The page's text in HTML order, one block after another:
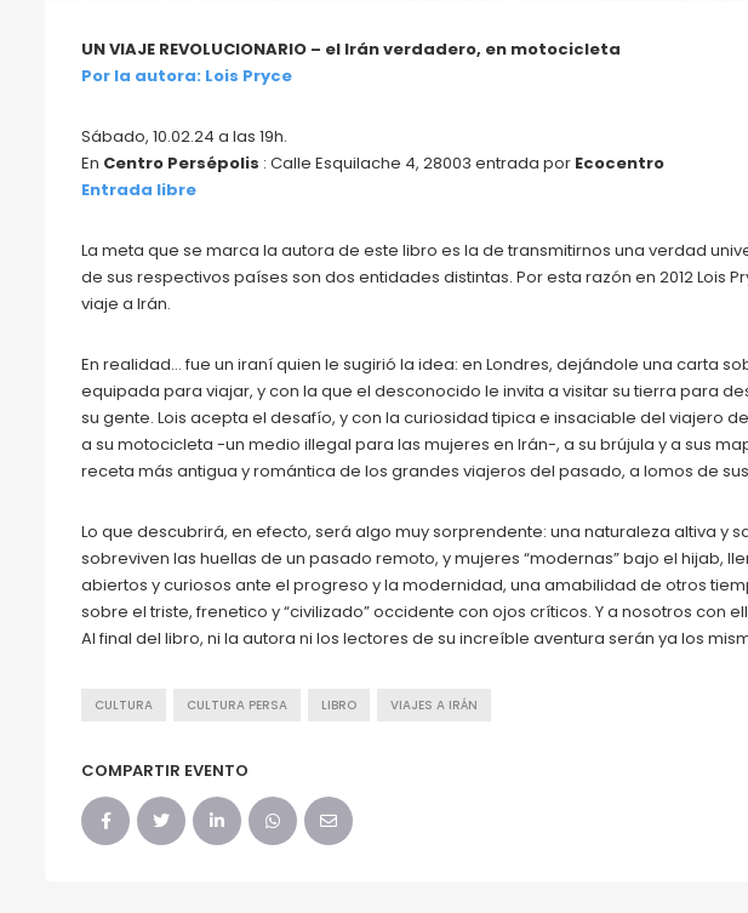
UN VIAJE REVOLUCIONARIO – el Irán verdadero, en motocicleta
Por la autora: Lois Pryce
Sábado, 10.02.24 a las 19h.
En Centro Persépolis : Calle Esquilache 4, 28003 entrada por Ecocentro
Entrada libre
La meta que se marca la autora de este libro es la de transmitirnos una verdad
de sus respectivos países son dos entidades distintas. Por esta razón en 2012 Lois
viaje a Irán.
En realidad… fue un iraní quien le sugirió la idea: en Londres, dejándole una carta
equipada para viajar, y con la que el desconocido le invita a visitar su tierra para
su gente. Lois acepta el desafío, y con la curiosidad tipica e insaciable del viajero
a su motocicleta -un medio illegal para las mujeres en Irán-, a su brújula y a sus
receta más antigua y romántica de los grandes viajeros del pasado, a lomos de
Lo que descubrirá, en efecto, será algo muy sorprendente: una naturaleza altiva y
sobreviven las huellas de un pasado remoto, y mujeres “modernas” bajo el hijab,
abiertos y curiosos ante el progreso y la modernidad, una amabilidad de otros
sobre el triste, frenetico y “civilizado” occidente con ojos críticos. Y a nosotros con
Al final del libro, ni la autora ni los lectores de su increíble aventura serán ya los
CULTURA CULTURA PERSA LIBRO VIAJES A IRÁN
COMPARTIR EVENTO